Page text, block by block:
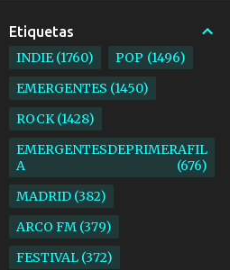
Etiquetas
INDIE 1760 POP 1496
EMERGENTES 1450
ROCK 1428
EMERGENTESDEPRIMERAFIL
A
676
MADRID 382
ARCO FM 379
FESTIVAL 372